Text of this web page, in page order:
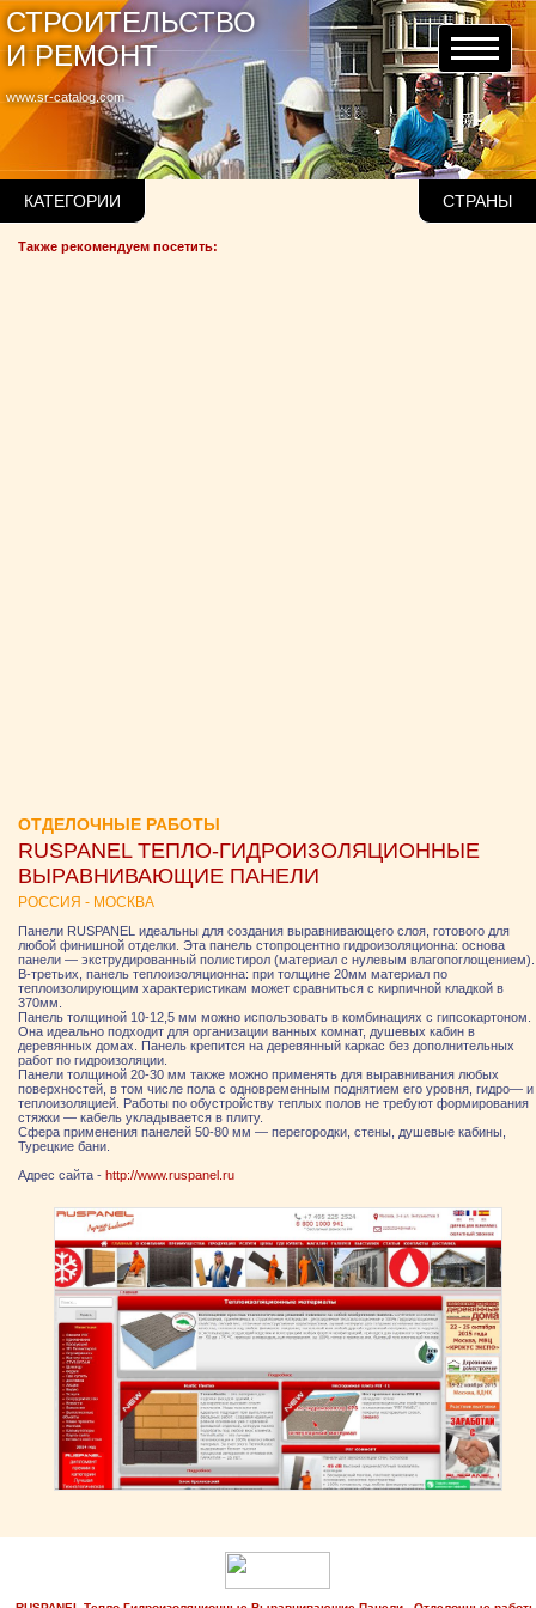
www.sr-catalog.com
СТРОИТЕЛЬСТВО
И РЕМОНТ
КАТЕГОРИИ СТРАНЫ
Также рекомендуем посетить:
ОТДЕЛОЧНЫЕ РАБОТЫ
RUSPANEL ТЕПЛО-ГИДРОИЗОЛЯЦИОННЫЕ
ВЫРАВНИВАЮЩИЕ ПАНЕЛИ
РОССИЯ - МОСКВА
Панели RUSPANEL идеальны для создания выравнивающего слоя, готового для
любой финишной отделки. Эта панель стопроцентно гидроизоляционна: основа
панели — экструдированный полистирол (материал с нулевым влагопоглощением).
В-третьих, панель теплоизоляционна: при толщине 20мм материал по
теплоизолирующим характеристикам может сравниться с кирпичной кладкой в
370мм.
Панель толщиной 10-12,5 мм можно использовать в комбинациях с гипсокартоном.
Она идеально подходит для организации ванных комнат, душевых кабин в
деревянных домах. Панель крепится на деревянный каркас без дополнительных
работ по гидроизоляции.
Панели толщиной 20-30 мм также можно применять для выравнивания любых
поверхностей, в том числе пола с одновременным поднятием его уровня, гидро— и
теплоизоляцией. Работы по обустройству теплых полов не требуют формирования
стяжки — кабель укладывается в плиту.
Сфера применения панелей 50-80 мм — перегородки, стены, душевые кабины,
Турецкие бани.
Адрес сайта - http://www.ruspanel.ru